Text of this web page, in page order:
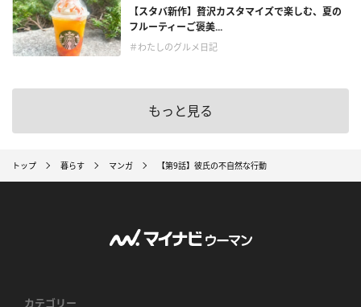
【スタバ新作】贅沢カスタマイズで楽しむ、夏の
フルーティーご褒美...
＃わたしのグルメ日記
もっと見る
トップ 暮らす マンガ 【第9話】彼氏の不自然な行動
カテゴリー